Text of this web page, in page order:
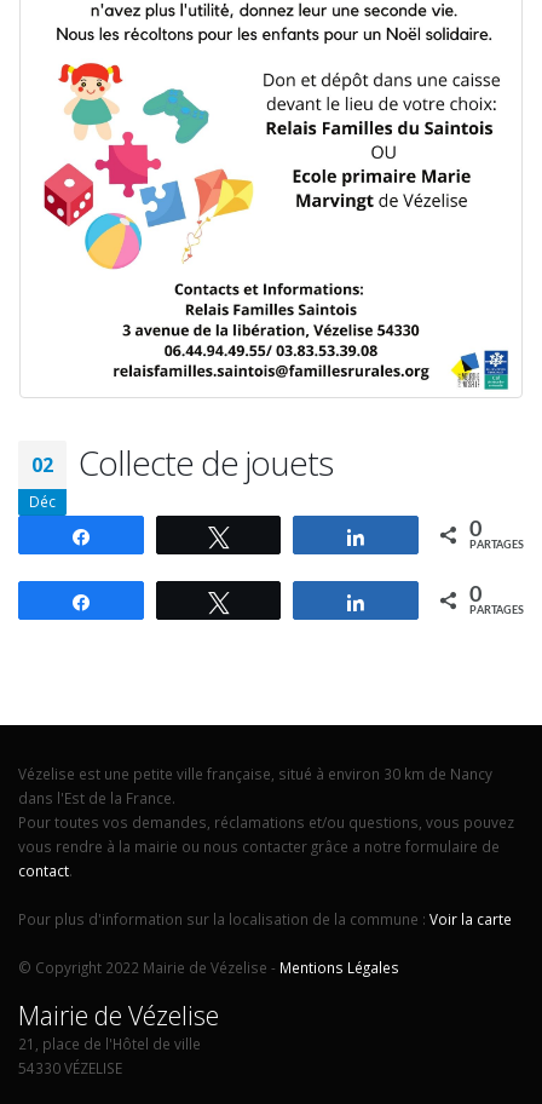
02
Déc
Collecte de jouets
Partagez 0
PARTAGES
Partagez 0
PARTAGES
Vézelise est une petite ville française, situé à environ 30 km de Nancy
dans l'Est de la France.
Pour toutes vos demandes, réclamations et/ou questions, vous pouvez
vous rendre à la mairie ou nous contacter grâce a notre formulaire de
contact.
Pour plus d'information sur la localisation de la commune : Voir la carte
© Copyright 2022 Mairie de Vézelise - Mentions Légales
Mairie de Vézelise
21, place de l'Hôtel de ville
54330 VÉZELISE